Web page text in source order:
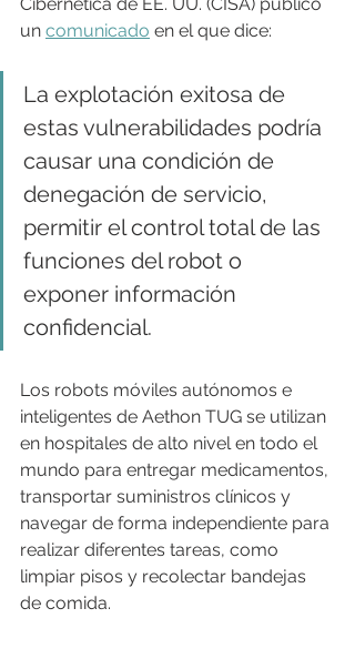
un comunicado en el que dice:
La explotación exitosa de
estas vulnerabilidades podría
causar una condición de
denegación de servicio,
permitir el control total de las
funciones del robot o
exponer información
confidencial.
Los robots móviles autónomos e
inteligentes de Aethon TUG se utilizan
en hospitales de alto nivel en todo el
mundo para entregar medicamentos,
transportar suministros clínicos y
navegar de forma independiente para
realizar diferentes tareas, como
limpiar pisos y recolectar bandejas
de comida.